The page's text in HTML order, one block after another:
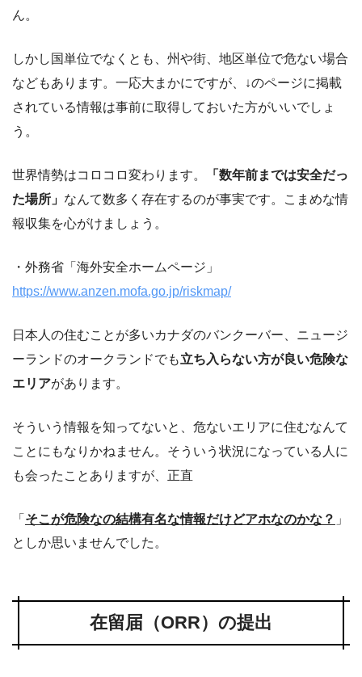
ん。
しかし国単位でなくとも、州や街、地区単位で危ない場合
などもあります。一応大まかにですが、↓のページに掲載
されている情報は事前に取得しておいた方がいいでしょ
う。
世界情勢はコロコロ変わります。
「数年前までは安全だっ
た場所」 なんて数多く存在するのが事実です。こまめな情
報収集を心がけましょう。
・外務省「海外安全ホームページ」
https://www.anzen.mofa.go.jp/riskmap/
日本人の住むことが多いカナダのバンクーバー、ニュージ
ーランドのオークランドでも立ち入らない方が良い危険な
エリアがあります。
そういう情報を知ってないと、危ないエリアに住むなんて
ことにもなりかねません。そういう状況になっている人に
も会ったことありますが、正直
「 そこが危険なの結構有名な情報だけどアホなのかな？ 」
としか思いませんでした。
在留届（ORR）の提出